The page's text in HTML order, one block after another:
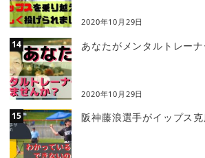
2020年10月29日
あなたがメンタルトレー
2020年10月29日
阪神藤浪選手がイップス克